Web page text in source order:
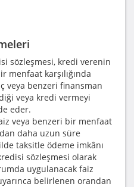
sözleşmesi, kredi verenin
menfaat karşılığında
veya benzeri finansman
veya kredi vermeyi
eder.
veya benzeri bir menfaat
daha uzun süre
taksitle ödeme imkânı
sözleşmesi olarak
uygulanacak faiz
belirlenen orandan